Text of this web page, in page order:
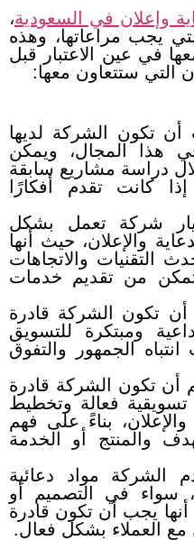
وإعلان في السعودية،
يجب مراعاتها، وهذه
في عين الاعتبار قبل
التي ستتعاون معها:
أن تكون الشركة لديها
هذا المجال، ويمكن
دراسة مشاريع سابقة
كانت تقدم أفكارًا
شركة تعمل بشكل
والإعلان، حيث أنها
التقنيات والاتجاهات
من تقديم خدمات
أن تكون الشركة قادرة
ومبتكرة للتسويق
الجمهور والتفوق
أن تكون الشركة قادرة
فعالة وتخطيط
بناءً على فهم
والمنتج أو الخدمة
الشركة مواد دعائية
سواء في التصميم أو
أنها يجب أن تكون قادرة
مع العملاء بشكل فعال.